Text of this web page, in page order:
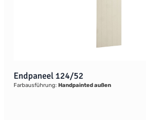
Endpaneel 124/52
Farbausführung: Handpainted außen